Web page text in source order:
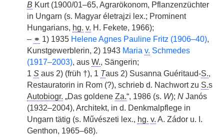
B Kurt (1900/01–65, Agrarökonom, Pflanzenzüchter
in Ungarn (s. Magyar életrajzi lex.; Prominent
Hungarians, hg. v. H. Fekete, 1966);
– ⚭ 1) 1935 Helene Agnes Pauline Fritz (1906–40),
Kunstgewerblerin, 2) 1943 Maria v. Schmedes
(1917–2003), aus W., Sängerin;
1 S aus 2) (früh †), 1 Taus 2) Susanna Guéritaud-S.,
Restauratorin in Rom (?), schrieb d. Nachwort zu S.s
Autobiogr. „Das goldene Za.“, 1986 (s. W); N Janós
(1932–2004), Architekt, in d. Denkmalpflege in
Ungarn tätig (s. Művészeti lex., hg. v. A. Zádor u. I.
Genthon, 1965–68).